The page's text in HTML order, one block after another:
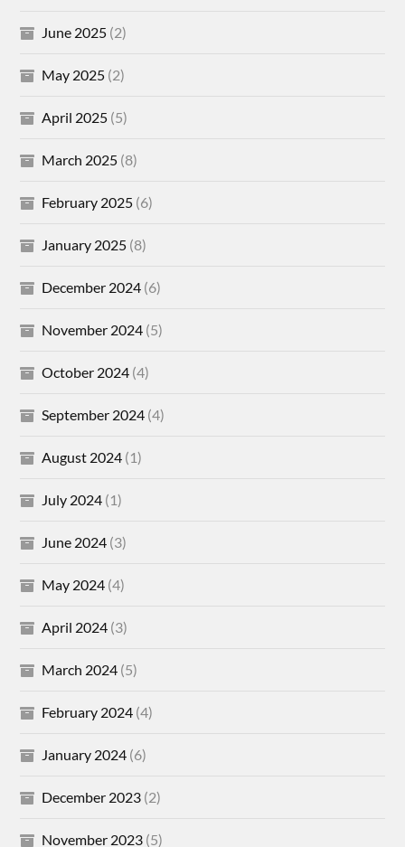
June 2025 (2)
May 2025 (2)
April 2025 (5)
March 2025 (8)
February 2025 (6)
January 2025 (8)
December 2024 (6)
November 2024 (5)
October 2024 (4)
September 2024 (4)
August 2024 (1)
July 2024 (1)
June 2024 (3)
May 2024 (4)
April 2024 (3)
March 2024 (5)
February 2024 (4)
January 2024 (6)
December 2023 (2)
November 2023 (5)